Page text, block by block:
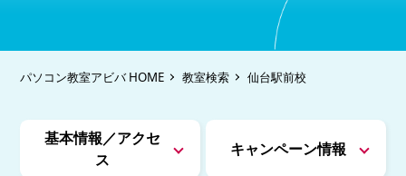
パソコン教室アビバ HOME 教室検索 仙台駅前校
基本情報／アクセ
ス
キャンペーン情報